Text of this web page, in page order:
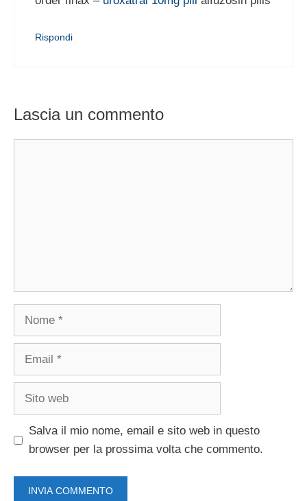
Rispondi
Lascia un commento
Nome
Email
Sito
Salva il mio nome, email e sito web in questo
browser per la prossima volta che commento.